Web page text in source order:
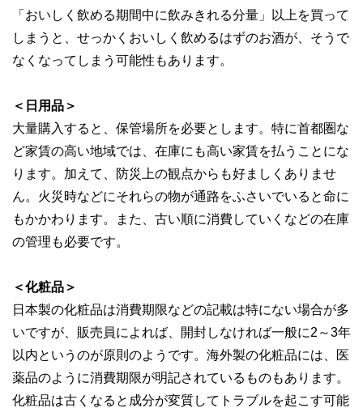
「おいしく飲める期間中に飲みきれる分量」以上を買って
しまうと、せっかくおいしく飲めるはずのお酒が、そうで
なくなってしまう可能性もあります。
＜日用品＞
大量購入すると、保管場所を必要とします。特に首都圏な
ど家賃の高い地域では、在庫にも高い家賃を払うことにな
ります。加えて、防災上の観点からも好ましくありませ
ん。火災時などにそれらの物が通路をふさいでいると命に
もかかわります。また、古い順に消費していくなどの在庫
の管理も必要です。
＜化粧品＞
日本製の化粧品は消費期限などの記載は特にない場合が多
いですが、販売員によれば、開封しなければ一般に2～3年
以内というのが原則のようです。海外製の化粧品には、医
薬品のように消費期限が明記されているものもあります。
化粧品は古くなると成分が変質してトラブルを起こす可能